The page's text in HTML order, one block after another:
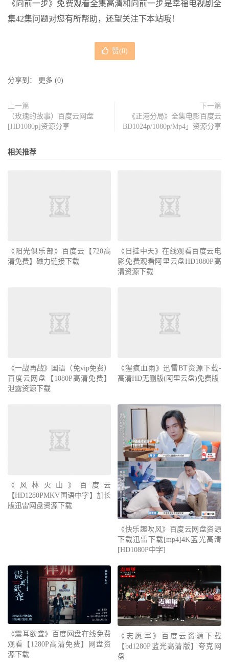
《向前一步》免费观看全集高清和向前一步是幸福电视剧全
集42集问题对您有所帮助，还望关注下本站哦！
赞(0)
分享到： 更多 (0)
上一篇
（玫瑰的故事）百度云网盘
[HD1080p]资源分享
下一篇
《正港分局》全集电影百度云
BD1024p/1080p/Mp4」资源分享
相关推荐
《阳光俱乐部》百度云【720高
清免费】磁力链接下载
《日挂中天》在线观看百度云电
影免费观看阿里云盘HD1080P高
清资源下载
《一战再战》国语（免vip免费）
百度云网盘【1080P高清免费】
泄露资源下载
《猩疯血雨》迅雷BT资源下载-
高清HD无删版(阿里云盘)免费版
《风林火山》百度云
【HD1280PMKV国语中字】加长
版迅雷网盘资源下载
《快乐趣吹风》百度云网盘资源
下载迅雷下载[mp4]4K蓝光高清
[HD1080P中字]
《震耳欲聋》百度网盘在线免费
观看【1280P高清免费】网盘资
源下载
《志愿军》百度云资源下载
【bd1280P蓝光高清版】夸克网
盘